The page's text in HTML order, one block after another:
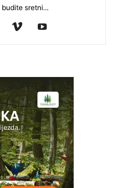
sretni...